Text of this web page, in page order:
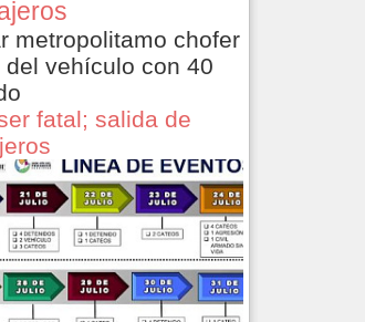
metropolitamo chofer
vehículo con 40
fatal; salida de